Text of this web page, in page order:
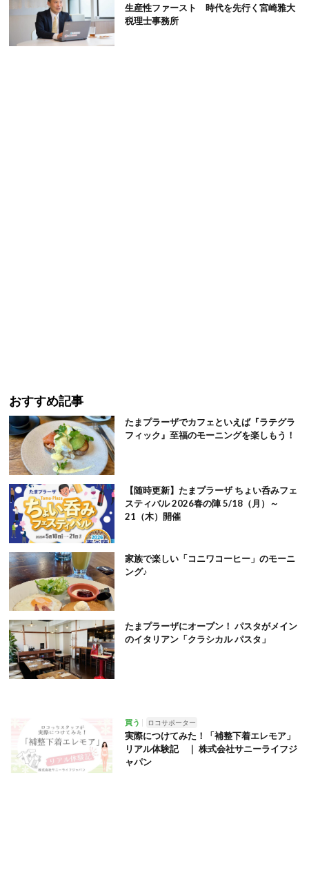
生産性ファースト 時代を先行く宮崎雅大
税理士事務所
おすすめ記事
たまプラーザでカフェといえば『ラテグラ
フィック』至福のモーニングを楽しもう！
【随時更新】たまプラーザ ちょい呑みフェ
スティバル 2026春の陣 5/18（月）～
21（木）開催
家族で楽しい「コニワコーヒー」のモーニ
ング♪
たまプラーザにオープン！ パスタがメイン
のイタリアン「クラシカル パスタ」
買う ロコサポーター
実際につけてみた！「補整下着エレモア」
リアル体験記 ｜ 株式会社サニーライフジ
ャパン